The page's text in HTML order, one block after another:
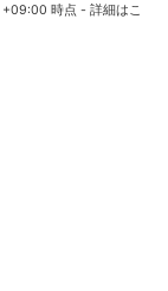
+09:00 時点 -詳細はこ